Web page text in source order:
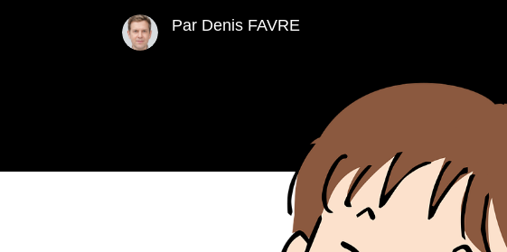
Par Denis FAVRE